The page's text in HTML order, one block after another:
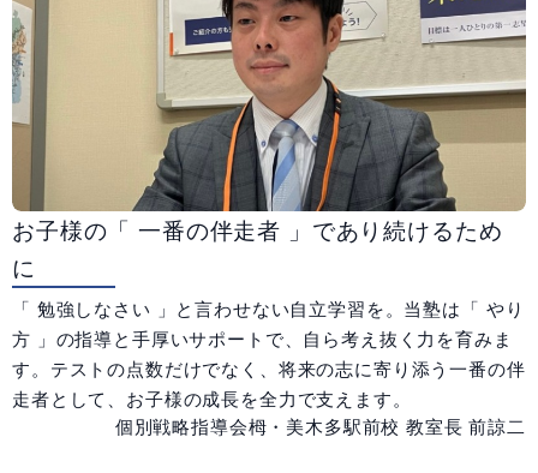
教室一覧
兵庫県 和歌山県 広島県
説明会・体験授業
入会までの流れ
お子様の「 一番の伴走者 」であり続けるため
に
「 勉強しなさい 」と言わせない自立学習を。当塾は「 やり
方 」の指導と手厚いサポートで、自ら考え抜く力を育みま
す。テストの点数だけでなく、将来の志に寄り添う一番の伴
走者として、お子様の成長を全力で支えます。
個別戦略指導会栂・美木多駅前校 教室長 前諒二